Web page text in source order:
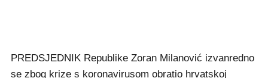
PREDSJEDNIK Republike Zoran Milanović izvanredno
se zbog krize s koronavirusom obratio hrvatskoj